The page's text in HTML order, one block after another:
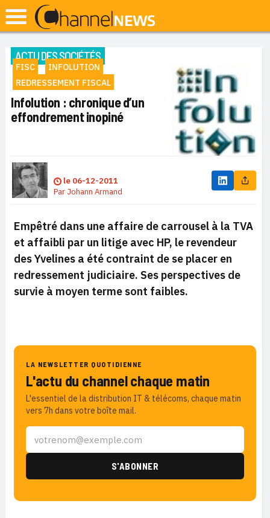
ACTU DES SOCIÉTÉS
FISC
INFOLUTION
REDRESSEMENT FISCAL
Infolution : chronique d’un
effondrement inopiné
le 06-12-2011
Par Johann Armand
Empêtré dans une affaire de carrousel à la TVA
et affaibli par un litige avec HP, le revendeur
des Yvelines a été contraint de se placer en
redressement judiciaire. Ses perspectives de
survie à moyen terme sont faibles.
LA NEWSLETTER QUOTIDIENNE
L'actu du channel chaque matin
L'essentiel de la distribution IT & télécoms, chaque matin
vers 7h dans votre boîte mail.